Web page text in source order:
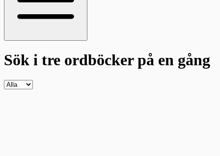
Sök i tre ordböckerpå en gång